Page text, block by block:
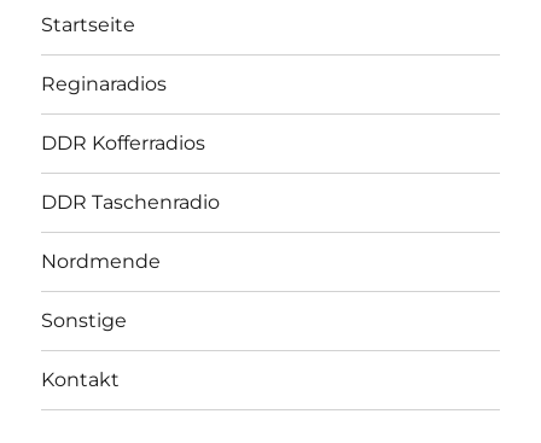
Startseite
Reginaradios
DDR Kofferradios
DDR Taschenradio
Nordmende
Sonstige
Kontakt